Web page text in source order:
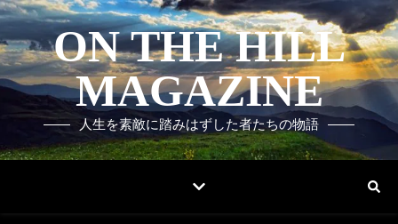
ON THE HILL
MAGAZINE
人生を素敵に踏みはずした者たちの物語